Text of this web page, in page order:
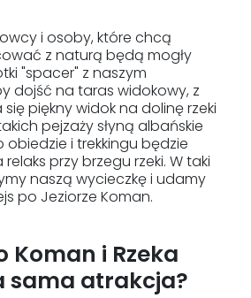
i osoby, które chcą
z naturą będą mogły
"spacer" z naszym
dojść na taras widokowy, z
piękny widok na dolinę rzeki
pejzaży słyną albańskie
obiedzie i trekkingu będzie
przy brzegu rzeki. W taki
naszą wycieczkę i udamy
po Jeziorze Koman.
Koman i Rzeka
sama atrakcja?